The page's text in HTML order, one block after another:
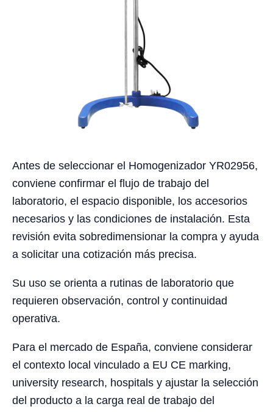
Antes de seleccionar el Homogenizador YR02956,
conviene confirmar el flujo de trabajo del
laboratorio, el espacio disponible, los accesorios
necesarios y las condiciones de instalación. Esta
revisión evita sobredimensionar la compra y ayuda
a solicitar una cotización más precisa.
Su uso se orienta a rutinas de laboratorio que
requieren observación, control y continuidad
operativa.
Para el mercado de España, conviene considerar
el contexto local vinculado a EU CE marking,
university research, hospitals y ajustar la selección
del producto a la carga real de trabajo del